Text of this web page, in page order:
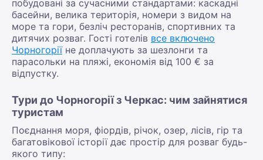
побудовані за сучасними стандартами: каскадні
басейни, велика територія, номери з видом на
море та гори, безліч ресторанів, спортивних та
дитячих розваг. Гості готелів все включено
Чорногоріїне доплачують за шезлонги та
парасольки на пляжі, економія від 100 € за
відпустку.
Тури до Чорногорії з Черкас: чим зайнятися
туристам
Поєднання моря, фіордів, річок, озер, лісів, гір та
багатовікової історії дає простір для розваг будь-
якого типу: